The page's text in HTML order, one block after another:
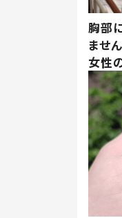
胸部
ませ
女性